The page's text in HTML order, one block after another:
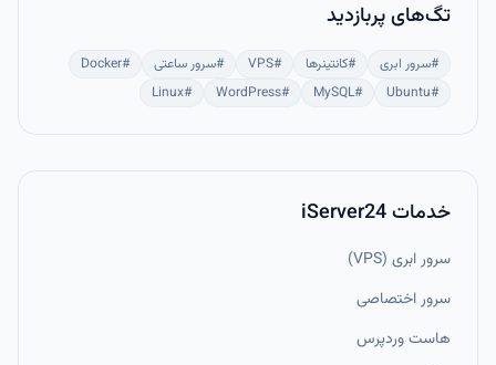
تگ‌های پربازدید
#سرور ابری #کانتینرها #
VPS
#سرور ساعتی #
Docker
#
Ubuntu
#
MySQL
#
WordPress
#
Linux
خدمات iServer24
سرور ابری (VPS)
سرور اختصاصی
هاست وردپرس